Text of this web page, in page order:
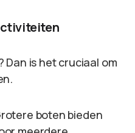
Dan is het cruciaal om
boten bieden